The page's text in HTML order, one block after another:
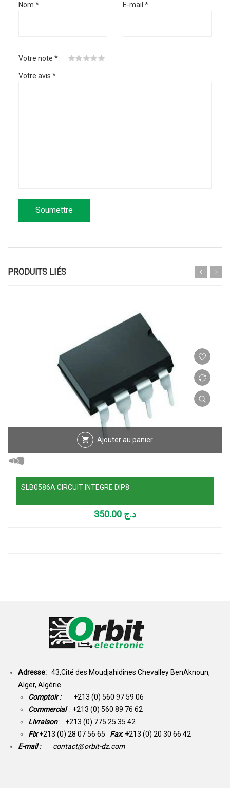
Nom * E-mail *
Votre note *
Votre avis *
PRODUITS LIÉS
Ajouter au panier
SLB0586A CIRCUIT INTEGRE DIP8
د.ج
Adresse: 43,Cité des Moudjahidines Chevalley BenAknoun,
Alger, Algérie
Comptoir : +213 (0) 560 97 59 06
Commercial : +213 (0) 560 89 76 62
Livraison: +213 (0) 775 25 35 42
Fix +213 (0) 28 07 56 65 Fax: +213 (0) 20 30 66 42
E-mail :
contact@orbit-dz.com